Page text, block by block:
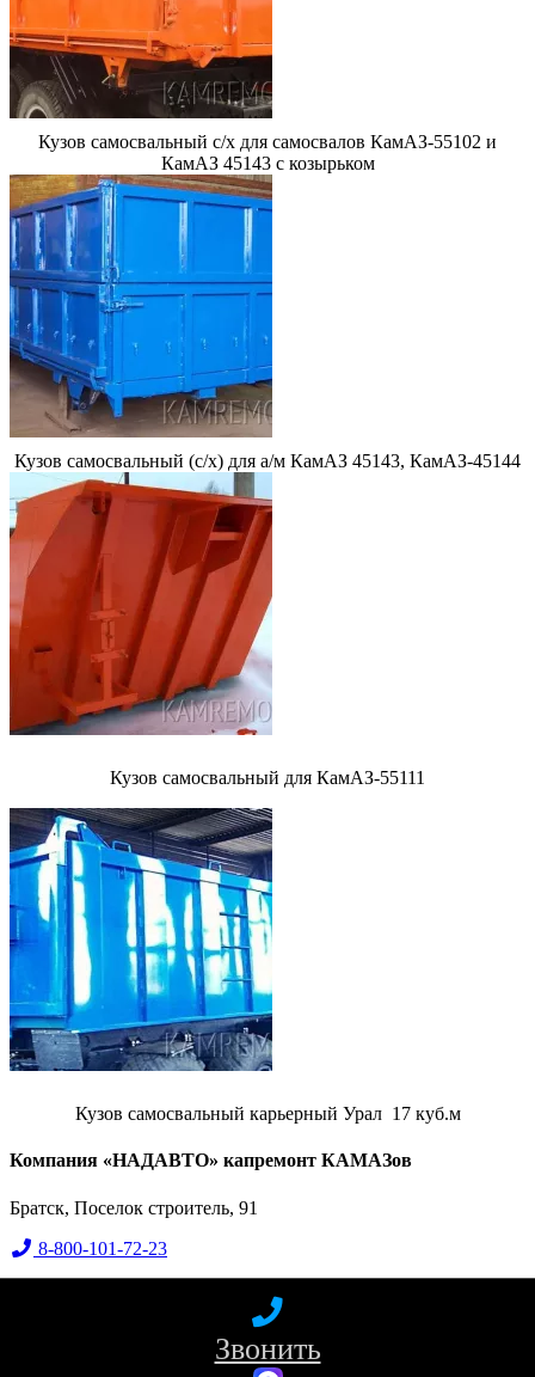
Кузов самосвальный с/х для самосвалов КамАЗ-55102 и
КамАЗ 45143 с козырьком
Кузов самосвальный (с/х) для а/м КамАЗ 45143, КамАЗ-45144
Кузов самосвальный для КамАЗ-55111
Кузов самосвальный карьерный Урал 17 куб.м
Компания «НАДАВТО» капремонт КАМАЗов
Братск, Поселок строитель, 91
8-800-101-72-23
Звонить